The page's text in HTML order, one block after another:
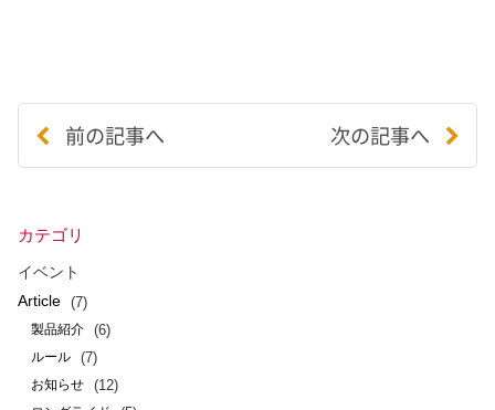
前の記事へ 次の記事へ
カテゴリ
イベント
Article
(7)
製品紹介 (6)
ルール (7)
お知らせ (12)